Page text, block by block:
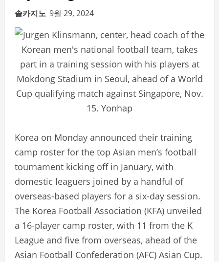
솔카지노 9월 29, 2024
Korea on Monday announced their training
camp roster for the top Asian men’s football
tournament kicking off in January, with
domestic leaguers joined by a handful of
overseas-based players for a six-day session.
The Korea Football Association (KFA) unveiled
a 16-player camp roster, with 11 from the K
League and five from overseas, ahead of the
Asian Football Confederation (AFC) Asian Cup.